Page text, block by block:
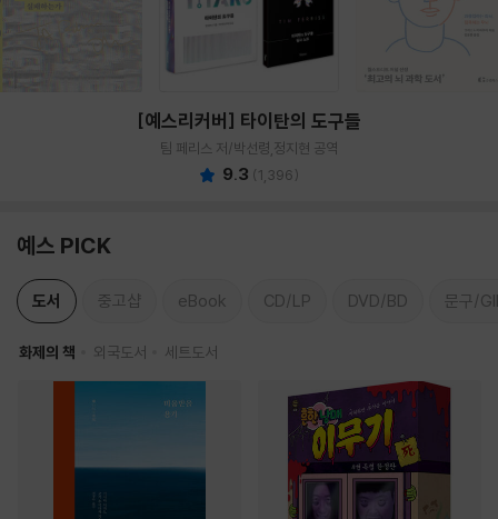
[예스리커버] 타이탄의 도구들
팀 페리스 저/박선령,정지현 공역
9.3 (1,396)
예스 PICK
도서 중고샵 eBook CD/LP DVD/BD 문구/
화제의 책 외국도서 세트도서